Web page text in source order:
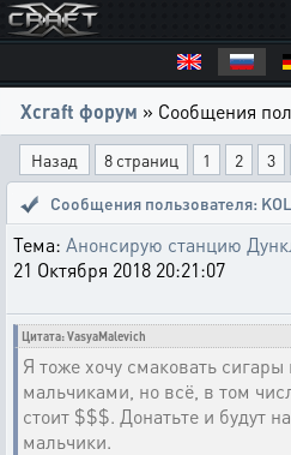
Xcraft форум » Сообщения
Назад 8 страниц 1 2 3
Сообщения пользователя:
Тема: Анонсирую станцию
21 Октября 2018 20:21:07
Цитата: VasyaMalevich
Я тоже хочу смаковать
мальчиками, но всё, в том
стоит $$$. Донатьте и будут
мальчики.